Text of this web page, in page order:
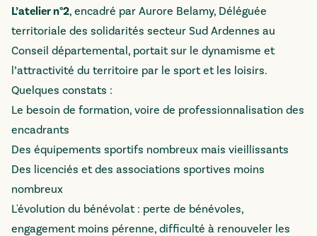
L’atelier n°2, encadré par Aurore Belamy, Déléguée
territoriale des solidarités secteur Sud Ardennes au
Conseil départemental, portait sur le dynamisme et
l’attractivité du territoire par le sport et les loisirs.
Quelques constats :
Le besoin de formation, voire de professionnalisation des
encadrants
Des équipements sportifs nombreux mais vieillissants
Des licenciés et des associations sportives moins
nombreux
L'évolution du bénévolat : perte de bénévoles,
engagement moins pérenne, difficulté à renouveler les